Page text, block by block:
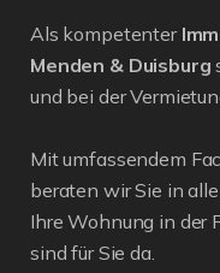
Als kompetenter
Menden & Duisburg
und bei der
Mit umfassendem
beraten wir Sie in
Ihre Wohnung in der
sind für Sie da.